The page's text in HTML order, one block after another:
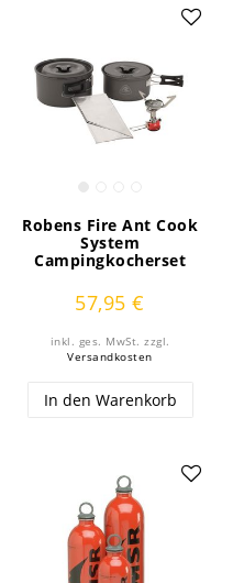
Robens Fire Ant Cook
System
Campingkocherset
57,95 €
inkl. ges. MwSt. zzgl.
Versandkosten
In den Warenkorb